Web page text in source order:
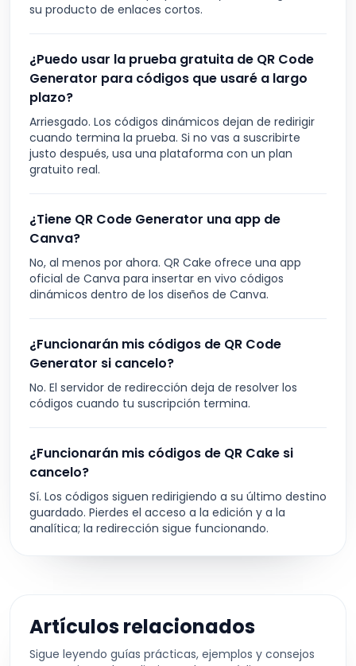
su producto de enlaces cortos.
¿Puedo usar la prueba gratuita de QR Code
Generator para códigos que usaré a largo
plazo?
Arriesgado. Los códigos dinámicos dejan de redirigir
cuando termina la prueba. Si no vas a suscribirte
justo después, usa una plataforma con un plan
gratuito real.
¿Tiene QR Code Generator una app de
Canva?
No, al menos por ahora. QR Cake ofrece una app
oficial de Canva para insertar en vivo códigos
dinámicos dentro de los diseños de Canva.
¿Funcionarán mis códigos de QR Code
Generator si cancelo?
No. El servidor de redirección deja de resolver los
códigos cuando tu suscripción termina.
¿Funcionarán mis códigos de QR Cake si
cancelo?
Sí. Los códigos siguen redirigiendo a su último destino
guardado. Pierdes el acceso a la edición y a la
analítica; la redirección sigue funcionando.
Artículos relacionados
Sigue leyendo guías prácticas, ejemplos y consejos